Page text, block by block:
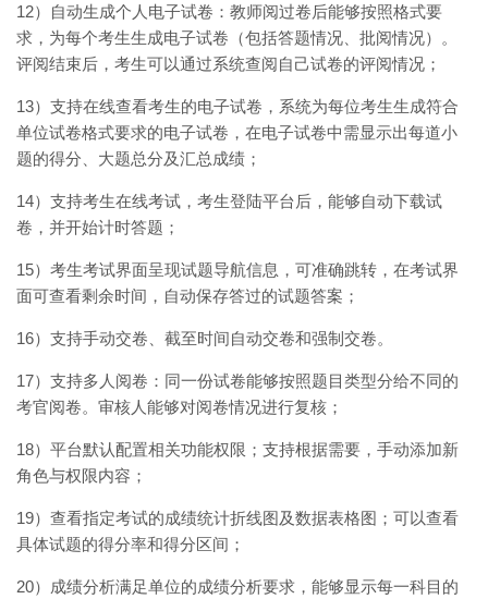
12）自动生成个人电子试卷：教师阅过卷后能够按照格式要
求，为每个考生生成电子试卷（包括答题情况、批阅情况）。
评阅结束后，考生可以通过系统查阅自己试卷的评阅情况；
13）支持在线查看考生的电子试卷，系统为每位考生生成符合
单位试卷格式要求的电子试卷，在电子试卷中需显示出每道小
题的得分、大题总分及汇总成绩；
14）支持考生在线考试，考生登陆平台后，能够自动下载试
卷，并开始计时答题；
15）考生考试界面呈现试题导航信息，可准确跳转，在考试界
面可查看剩余时间，自动保存答过的试题答案；
16）支持手动交卷、截至时间自动交卷和强制交卷。
17）支持多人阅卷：同一份试卷能够按照题目类型分给不同的
考官阅卷。审核人能够对阅卷情况进行复核；
18）平台默认配置相关功能权限；支持根据需要，手动添加新
角色与权限内容；
19）查看指定考试的成绩统计折线图及数据表格图；可以查看
具体试题的得分率和得分区间；
20）成绩分析满足单位的成绩分析要求，能够显示每一科目的